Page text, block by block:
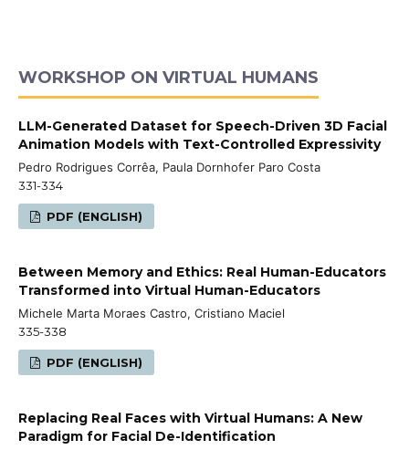
WORKSHOP ON VIRTUAL HUMANS
LLM-Generated Dataset for Speech-Driven 3D Facial
Animation Models with Text-Controlled Expressivity
Pedro Rodrigues Corrêa, Paula Dornhofer Paro Costa
331-334
PDF (ENGLISH)
Between Memory and Ethics: Real Human-Educators
Transformed into Virtual Human-Educators
Michele Marta Moraes Castro, Cristiano Maciel
335-338
PDF (ENGLISH)
Replacing Real Faces with Virtual Humans: A New
Paradigm for Facial De-Identification